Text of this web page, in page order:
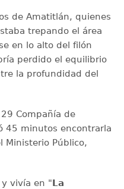
de Amatitlán, quienes
trepando el área
en lo alto del filón
perdido el equilibrio
la profundidad del
Compañía de
45 minutos encontrarla
Ministerio Público,
y vivía en "La